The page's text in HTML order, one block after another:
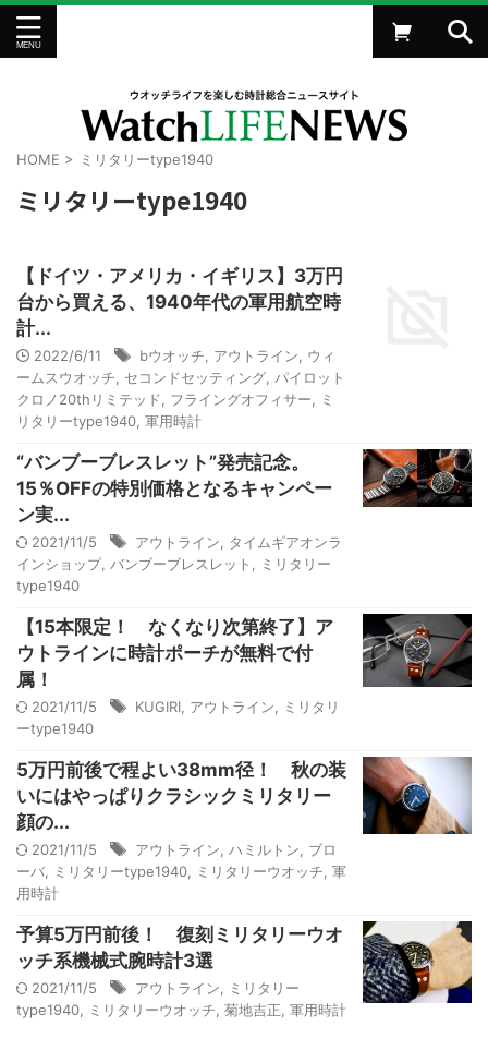
HOME > ミリタリーtype1940
ミリタリーtype1940
【ドイツ・アメリカ・イギリス】3万円
台から買える、1940年代の軍用航空時
計...
2022/6/11 bウオッチ アウトライン
ウィ
ームスウオッチ
セコンドセッティング パイロット
クロノ20thリミテッド
フライングオフィサー
ミ
リタリーtype1940 軍用時計
“バンブーブレスレット”発売記念。
15％OFFの特別価格となるキャンペー
ン実...
2021/11/5 アウトライン
タイムギアオンラ
インショップ, バンブーブレスレット
ミリタリー
type1940
【15本限定！ なくなり次第終了】ア
ウトラインに時計ポーチが無料で付
属！
2021/11/5 KUGIRI アウトライン
ミリタリ
ーtype1940
5万円前後で程よい38mm径！ 秋の装
いにはやっぱりクラシックミリタリー
顔の...
2021/11/5 アウトライン ハミルトン
ブロ
ーバ
ミリタリーtype1940 ミリタリーウオッチ 軍
用時計
予算5万円前後！ 復刻ミリタリーウオ
ッチ系機械式腕時計3選
2021/11/5 アウトライン
ミリタリー
type1940
ミリタリーウオッチ 菊地吉正 軍用時計